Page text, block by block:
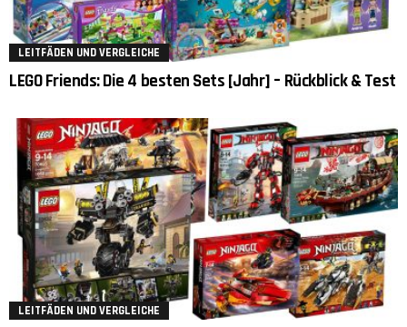
LEITFÄDEN UND VERGLEICHE
LEGO Friends: Die 4 besten Sets [Jahr] – Rückblick & Test
LEITFÄDEN UND VERGLEICHE